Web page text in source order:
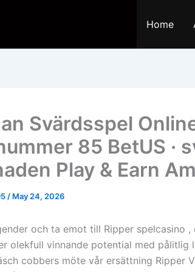
Home
Svärdsspel
85 BetUS ·
Play & Earn
/ May 24, 2026
och ta emot till Ripper spelcasino ,
olekfull vinnande potential med pålitlig
cobbers möte vår ersättning Ripper